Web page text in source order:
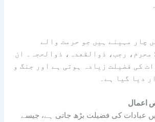
چار مہینے ہیں جو حرمت والے
محرم، رجب، ذوالقعدہ، ذوالحجہ۔ ان
کی فضیلت زیادہ ہوتی ہے اور جنگ و
دیا گیا ہے۔
اعمال
عبادات کی فضیلت بڑھ جاتی ہے، جیسے